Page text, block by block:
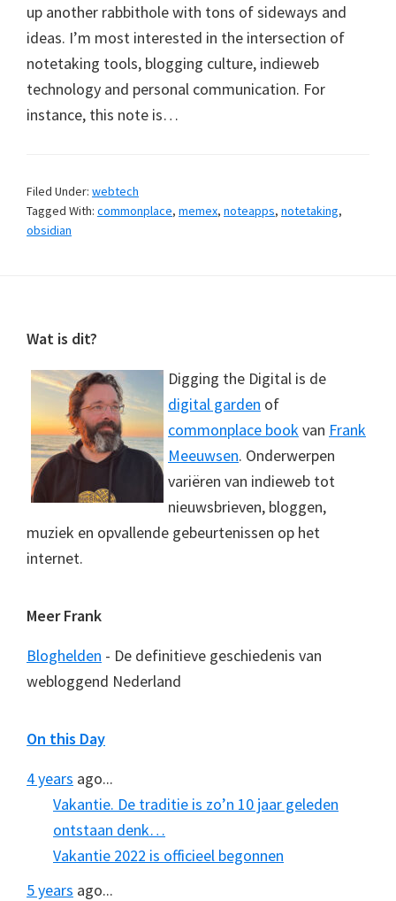
up another rabbithole with tons of sideways and
ideas. I’m most interested in the intersection of
notetaking tools, blogging culture, indieweb
technology and personal communication. For
instance, this note is…
Filed Under: webtech
Tagged With: commonplace, memex, noteapps, notetaking,
obsidian
Footer
Wat is dit?
Digging the Digital is de
digital garden of
commonplace bookvan Frank
Meeuwsen. Onderwerpen
variëren van indieweb tot
nieuwsbrieven, bloggen,
muziek en opvallende gebeurtenissen op het
internet.
Meer Frank
Bloghelden - De definitieve geschiedenis van
webloggend Nederland
On this Day
4 years ago...
Vakantie. De traditie is zo’n 10 jaar geleden
ontstaan denk…
Vakantie 2022 is officieel begonnen
5 years ago...